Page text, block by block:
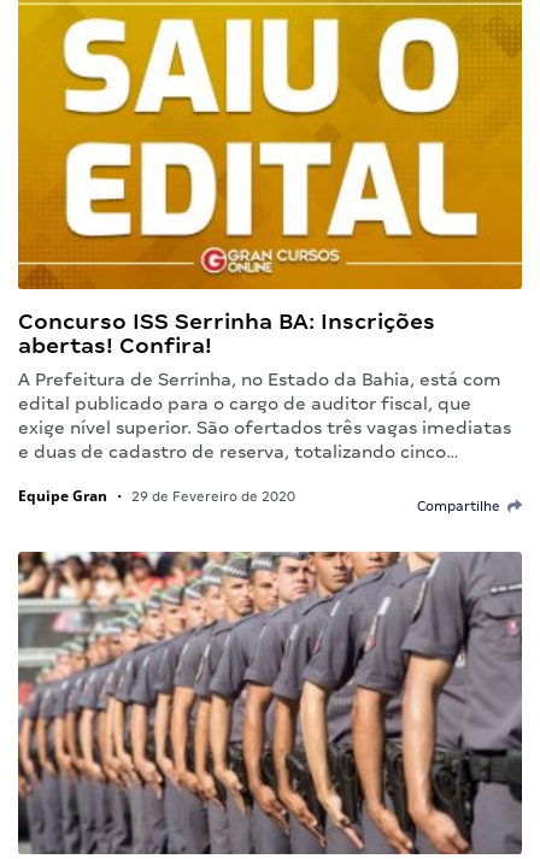
Concurso ISS Serrinha BA: Inscrições
abertas! Confira!
A Prefeitura de Serrinha, no Estado da Bahia, está com
edital publicado para o cargo de auditor fiscal, que
exige nível superior. São ofertados três vagas imediatas
e duas de cadastro de reserva, totalizando cinco…
Equipe Gran • 29 de Fevereiro de 2020
Compartilhe